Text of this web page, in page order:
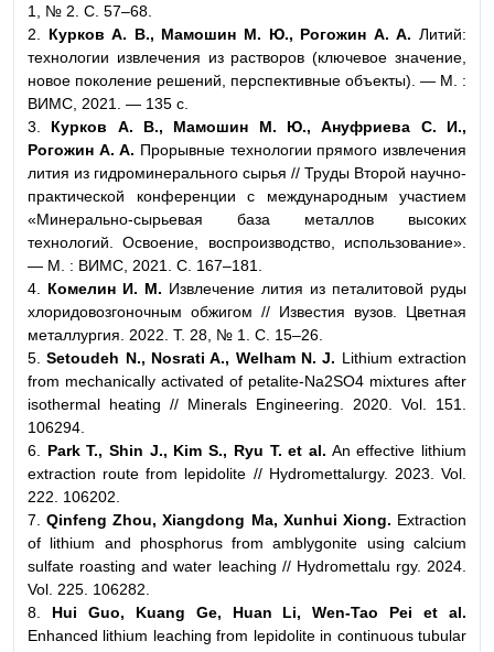
1, № 2. С. 57–68.
2.
Курков А. В., Мамошин М. Ю., Рогожин А. А. Литий:
технологии извлечения из растворов (ключевое значение,
новое поколение решений, перспективные объекты). — М. :
ВИМС, 2021. — 135 с.
3. Курков А. В., Мамошин М. Ю., Ануфриева С. И.,
Рогожин А. А. Прорывные технологии прямого извлечения
лития из гидроминерального сырья // Труды Второй научно-
практической конференции с международным участием
«Минерально-сырьевая база металлов высоких
технологий. Освоение, воспроизводство, использование».
— М. : ВИМС, 2021. С. 167–181.
4. Комелин И. М. Извлечение лития из петалитовой руды
хлоридовозгоночным обжигом // Известия вузов. Цветная
металлургия. 2022. Т. 28, № 1. С. 15–26.
5.Setoudeh N., Nosrati A., Welham N. J. Lithium extraction
from mechanically activated of petalite-Na2SO4 mixtures after
isothermal heating // Minerals Engineering. 2020. Vol. 151.
106294.
6. Park T., Shin J., Kim S., Ryu T. et al. An effective lithium
extraction route from lepidolite // Hydromettalurgy. 2023. Vol.
222. 106202.
7.
Qinfeng Zhou, Xiangdong Ma, Xunhui Xiong. Extraction
of lithium and phosphorus from amblygonite using calcium
sulfate roasting and water leaching // Hydromettalu rgy. 2024.
Vol. 225. 106282.
8. Hui Guo, Kuang Ge, Huan Li, Wen-Tao Pei et al.
Enhanced lithium leaching from lepidolite in continuous tubular